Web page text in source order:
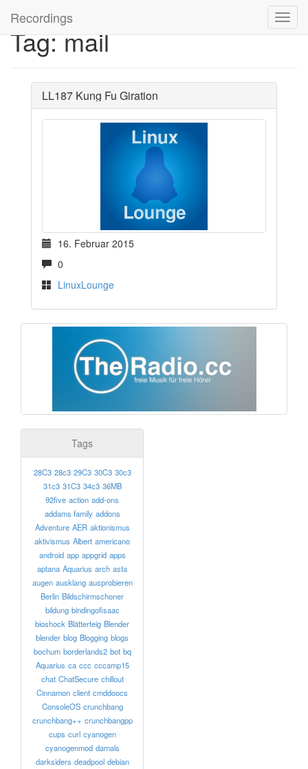
Recordings
Tag: mail
LL187 Kung Fu Giration
16. Februar 2015
0
LinuxLounge
Tags
28C3 28c3 29C3 30C3 30c3
31c3 31C3 34c3 36MB
92five action add-ons
addams family addons
Adventure AER aktionismus
aktivismus Albert americano
android app appgrid apps
aptana Aquarius arch asta
augen ausklang ausprobieren
Berlin Bildschirmschoner
bildung bindingofisaac
bioshock Blätterteig Blender
blender blog Blogging blogs
bochum borderlands2 bot bq
Aquarius ca ccc cccamp15
chat ChatSecure chillout
Cinnamon client cmddoocs
ConsoleOS crunchbang
crunchbang++ crunchbangpp
cups curl cyanogen
cyanogenmod damals
darksiders deadpool debian